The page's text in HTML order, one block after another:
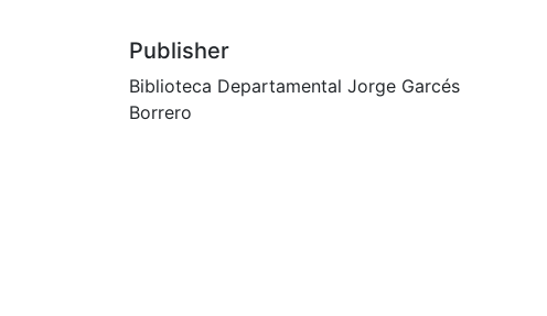
Publisher
Biblioteca Departamental Jorge Garcés
Borrero